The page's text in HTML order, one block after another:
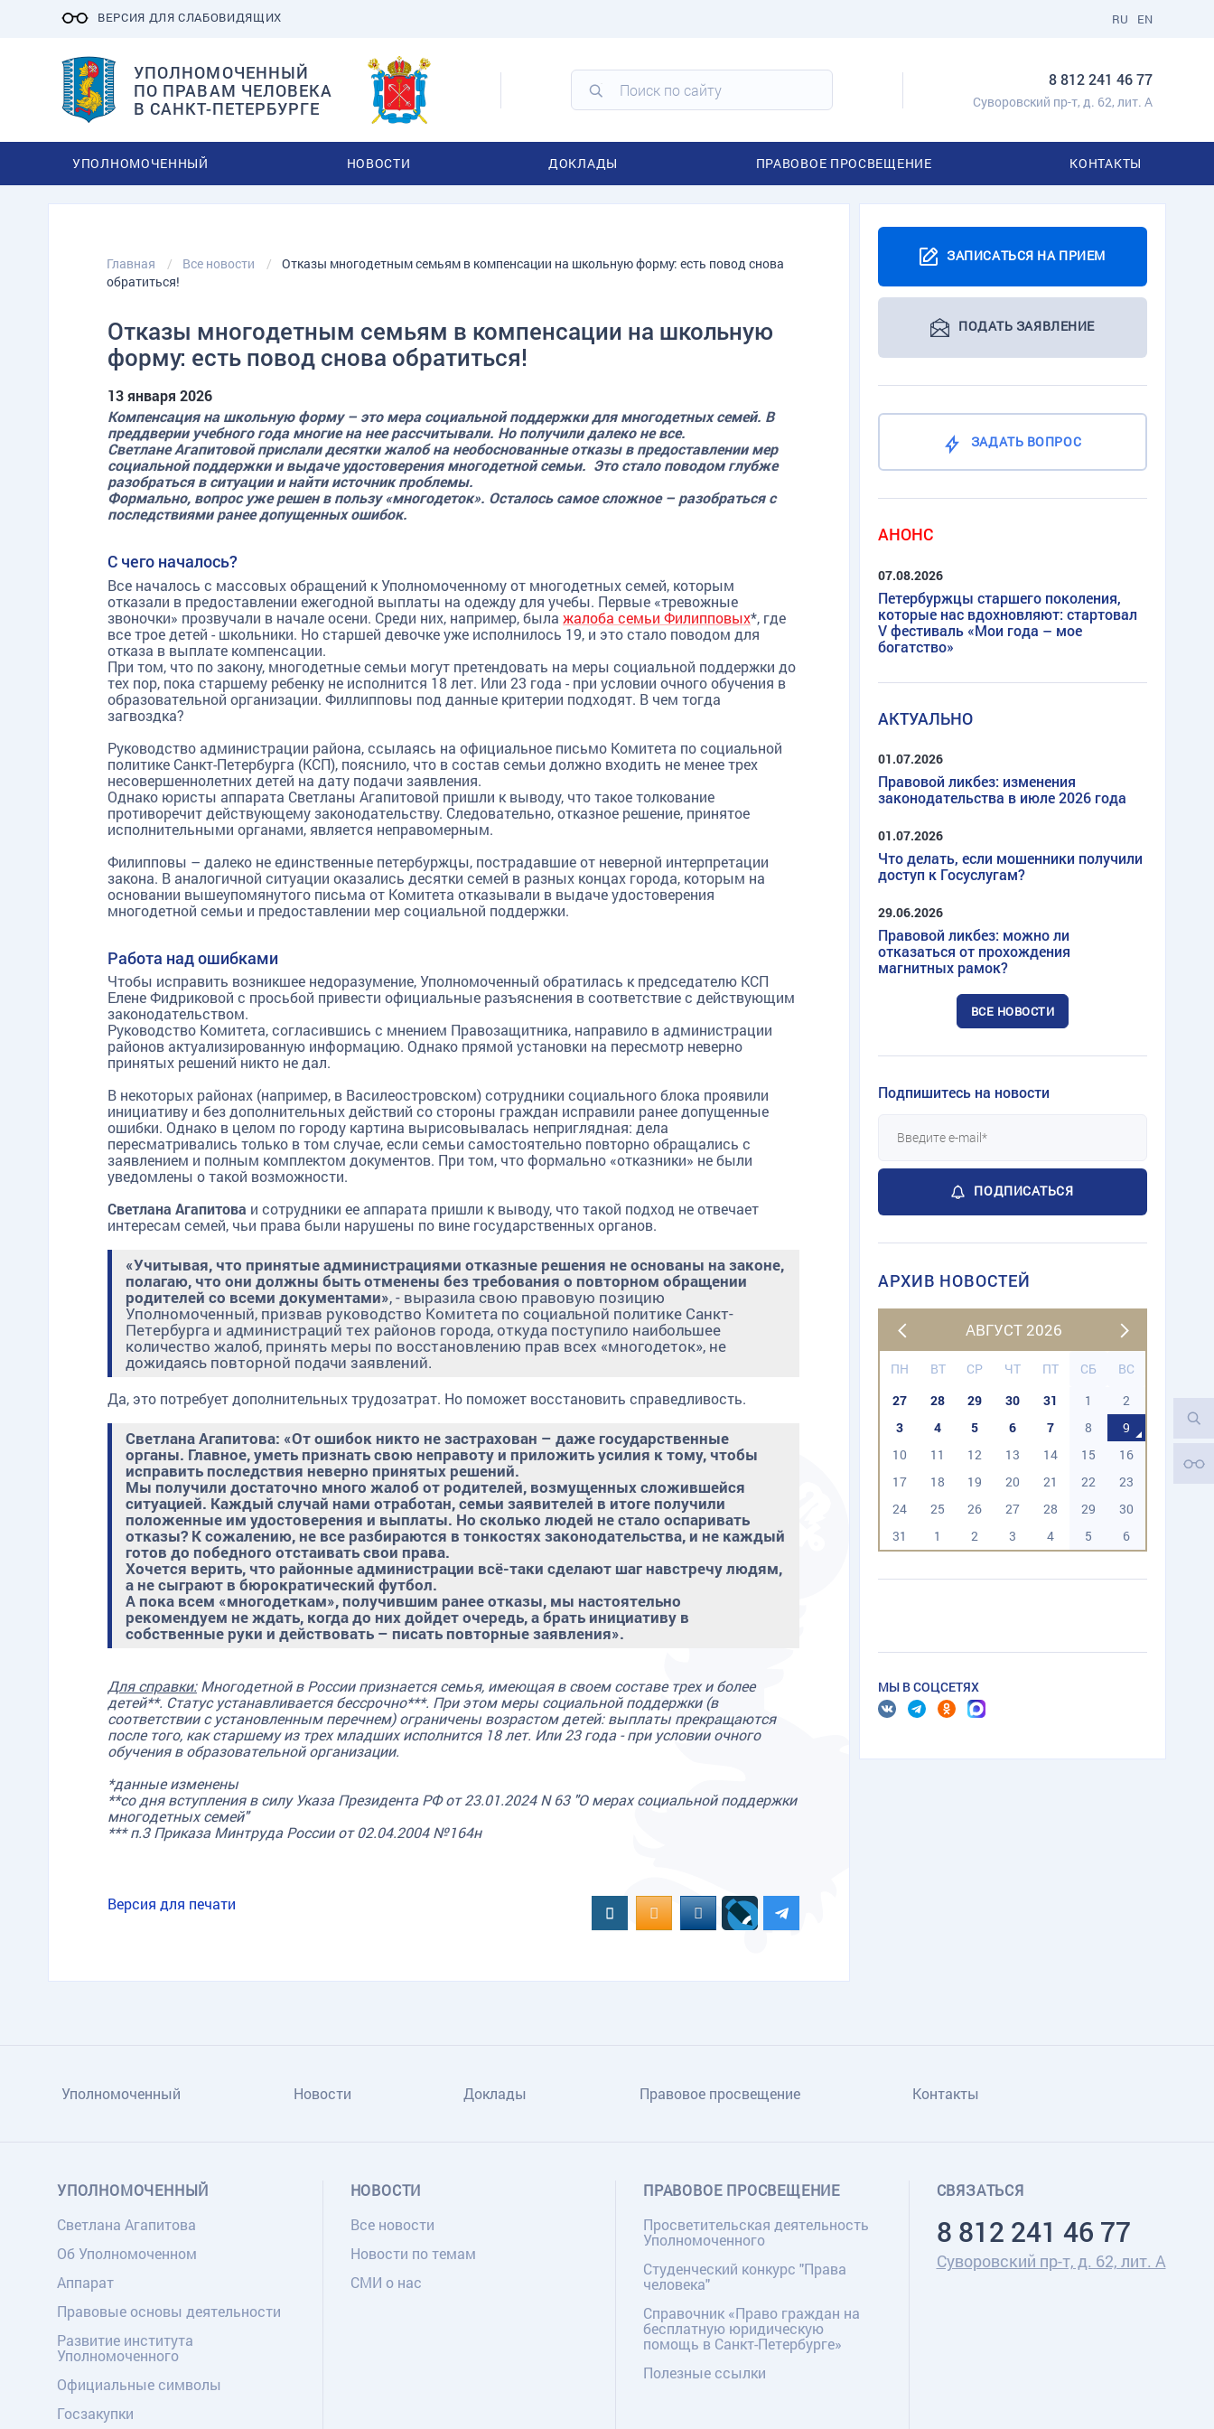
ВЕРСИЯ ДЛЯ СЛАБОВИДЯЩИХ EN
RU
УПОЛНОМОЧЕННЫЙ
ПО ПРАВАМ ЧЕЛОВЕКА
В САНКТ-ПЕТЕРБУРГЕ
8 812 241 46 77
Суворовский пр-т, д. 62, лит. А
УПОЛНОМОЧЕННЫЙ НОВОСТИ ДОКЛАДЫ ПРАВОВОЕ ПРОСВЕЩЕНИЕ КОНТАКТЫ
Главная Все новости
Отказы многодетным семьям в компенсации на школьную форму: есть повод снова
обратиться!
Отказы многодетным семьям в компенсации на школьную
форму: есть повод снова обратиться!
13 января 2026
Компенсация на школьную форму – это мера социальной поддержки для многодетных семей. В
преддверии учебного года многие на нее рассчитывали. Но получили далеко не все.
Светлане Агапитовой прислали десятки жалоб на необоснованные отказы в предоставлении мер
социальной поддержки и выдаче удостоверения многодетной семьи. Это стало поводом глубже
разобраться в ситуации и найти источник проблемы.
Формально, вопрос уже решен в пользу «многодеток». Осталось самое сложное – разобраться с
последствиями ранее допущенных ошибок.
С чего началось?
Все началось с массовых обращений к Уполномоченному от многодетных семей, которым
отказали в предоставлении ежегодной выплаты на одежду для учебы. Первые «тревожные
звоночки» прозвучали в начале осени. Среди них, например, была жалоба семьи Филипповых*, где
все трое детей - школьники. Но старшей девочке уже исполнилось 19, и это стало поводом для
отказа в выплате компенсации.
При том, что по закону, многодетные семьи могут претендовать на меры социальной поддержки до
тех пор, пока старшему ребенку не исполнится 18 лет. Или 23 года - при условии очного обучения в
образовательной организации. Филлипповы под данные критерии подходят. В чем тогда
загвоздка?
Руководство администрации района, ссылаясь на официальное письмо Комитета по социальной
политике Санкт-Петербурга (КСП), пояснило, что в состав семьи должно входить не менее трех
несовершеннолетних детей на дату подачи заявления.
Однако юристы аппарата Светланы Агапитовой пришли к выводу, что такое толкование
противоречит действующему законодательству. Следовательно, отказное решение, принятое
исполнительными органами, является неправомерным.
Филипповы – далеко не единственные петербуржцы, пострадавшие от неверной интерпретации
закона. В аналогичной ситуации оказались десятки семей в разных концах города, которым на
основании вышеупомянутого письма от Комитета отказывали в выдаче удостоверения
многодетной семьи и предоставлении мер социальной поддержки.
Работа над ошибками
Чтобы исправить возникшее недоразумение, Уполномоченный обратилась к председателю КСП
Елене Фидриковой с просьбой привести официальные разъяснения в соответствие с действующим
законодательством.
Руководство Комитета, согласившись с мнением Правозащитника, направило в администрации
районов актуализированную информацию. Однако прямой установки на пересмотр неверно
принятых решений никто не дал.
В некоторых районах (например, в Василеостровском) сотрудники социального блока проявили
инициативу и без дополнительных действий со стороны граждан исправили ранее допущенные
ошибки. Однако в целом по городу картина вырисовывалась неприглядная: дела
пересматривались только в том случае, если семьи самостоятельно повторно обращались с
заявлением и полным комплектом документов. При том, что формально «отказники» не были
уведомлены о такой возможности.
Светлана Агапитова и сотрудники ее аппарата пришли к выводу, что такой подход не отвечает
интересам семей, чьи права были нарушены по вине государственных органов.
«Учитывая, что принятые администрациями отказные решения не основаны на законе,
полагаю, что они должны быть отменены без требования о повторном обращении
родителей со всеми документами», - выразила свою правовую позицию
Уполномоченный, призвав руководство Комитета по социальной политике Санкт-
Петербурга и администраций тех районов города, откуда поступило наибольшее
количество жалоб, принять меры по восстановлению прав всех «многодеток», не
дожидаясь повторной подачи заявлений.
Да, это потребует дополнительных трудозатрат. Но поможет восстановить справедливость.
Светлана Агапитова: «От ошибок никто не застрахован – даже государственные
органы. Главное, уметь признать свою неправоту и приложить усилия к тому, чтобы
исправить последствия неверно принятых решений.
Мы получили достаточно много жалоб от родителей, возмущенных сложившейся
ситуацией. Каждый случай нами отработан, семьи заявителей в итоге получили
положенные им удостоверения и выплаты. Но сколько людей не стало оспаривать
отказы? К сожалению, не все разбираются в тонкостях законодательства, и не каждый
готов до победного отстаивать свои права.
Хочется верить, что районные администрации всё-таки сделают шаг навстречу людям,
а не сыграют в бюрократический футбол.
А пока всем «многодеткам», получившим ранее отказы, мы настоятельно
рекомендуем не ждать, когда до них дойдет очередь, а брать инициативу в
собственные руки и действовать – писать повторные заявления».
Для справки:Многодетной в России признается семья, имеющая в своем составе трех и более
детей**. Статус устанавливается бессрочно***. При этом меры социальной поддержки (в
соответствии с установленным перечнем) ограничены возрастом детей: выплаты прекращаются
после того, как старшему из трех младших исполнится 18 лет. Или 23 года - при условии очного
обучения в образовательной организации.
*данные изменены
**со дня вступления в силу Указа Президента РФ от 23.01.2024 N 63 "О мерах социальной поддержки
многодетных семей"
*** п.3 Приказа Минтруда России от 02.04.2004 №164н
Версия для печати ВконтактеOK.RUMAIL.RU
ЗАПИСАТЬСЯ НА ПРИЕМ
ПОДАТЬ ЗАЯВЛЕНИЕ
ЗАДАТЬ ВОПРОС
АНОНС
07.08.2026
Петербуржцы старшего поколения,
которые нас вдохновляют: стартовал
V фестиваль «Мои года – мое
богатство»
АКТУАЛЬНО
01.07.2026
Правовой ликбез: изменения
законодательства в июле 2026 года
01.07.2026
Что делать, если мошенники получили
доступ к Госуслугам?
29.06.2026
Правовой ликбез: можно ли
отказаться от прохождения
магнитных рамок?
ВСЕ НОВОСТИ
Подпишитесь на новости
ПОДПИСАТЬСЯ
АРХИВ НОВОСТЕЙ
АВГУСТ 2026
ПН ВТ СР ЧТ ПТ СБ
ВС
27
28 29 30 31 1
2
3
4 5 6 7 8
9
10
11 12 13 14 15
16
17
18 19 20 21 22
23
24
25 26 27 28 29
30
31
1 2 3 4 5 6
МЫ В СОЦСЕТЯХ
Уполномоченный Новости Доклады Правовое просвещение Контакты
СВЯЗАТЬСЯ
8 812 241 46 77
Суворовский пр-т, д. 62, лит. А
УПОЛНОМОЧЕННЫЙ
Светлана Агапитова
Об Уполномоченном
Аппарат
Правовые основы деятельности
Развитие института
Уполномоченного
Официальные символы
Госзакупки
НОВОСТИ
Все новости
Новости по темам
СМИ о нас
ПРАВОВОЕ ПРОСВЕЩЕНИЕ
Просветительская деятельность
Уполномоченного
Студенческий конкурс "Права
человека"
Справочник «Право граждан на
бесплатную юридическую
помощь в Санкт-Петербурге»
Полезные ссылки